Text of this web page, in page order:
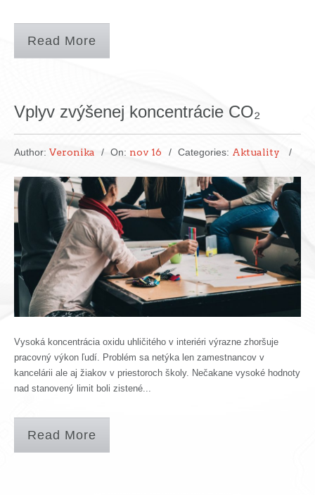
Read More
Vplyv zvýšenej koncentrácie CO₂
Author: Veronika On: nov 16 Categories: Aktuality
Vysoká koncentrácia oxidu uhličitého v interiéri výrazne zhoršuje
pracovný výkon ľudí. Problém sa netýka len zamestnancov v
kancelárii ale aj žiakov v priestoroch školy. Nečakane vysoké hodnoty
nad stanovený limit boli zistené...
Read More